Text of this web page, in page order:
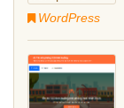
WordPress